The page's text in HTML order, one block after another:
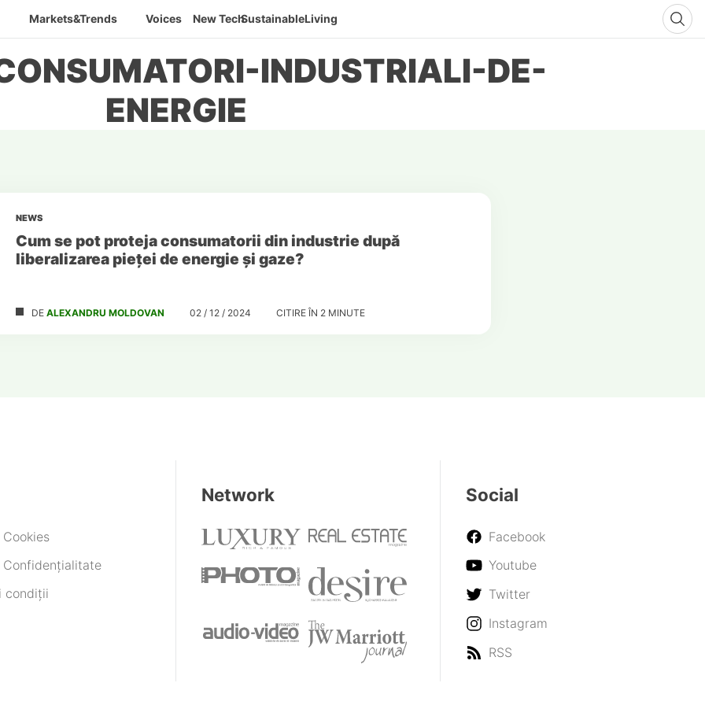
Markets&Trends Voices New TechSustainableLiving
INDUSTRIALI-DE-
ENERGIE
NEWS
Cum se pot proteja consumatorii din industrie după
liberalizarea pieței de energie și gaze?
DE ALEXANDRU MOLDOVAN 02 / 12 / 2024 CITIRE ÎN 2 MINUTE
Confidențialitate
condiții
Network Social
Facebook
Youtube
Twitter
Instagram
RSS